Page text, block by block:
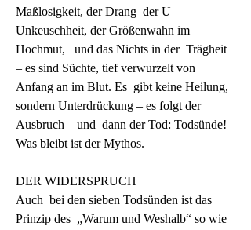
Maßlosigkeit, der Drang  der U
Unkeuschheit, der Größenwahn im
Hochmut,   und das Nichts in der  Trägheit
– es sind Süchte, tief verwurzelt von
Anfang an im Blut. Es  gibt keine Heilung,
sondern Unterdrückung – es folgt der
Ausbruch – und  dann der Tod: Todsünde!
Was bleibt ist der Mythos.
DER WIDERSPRUCH
Auch  bei den sieben Todsünden ist das
Prinzip des  „Warum und Weshalb“ so wie